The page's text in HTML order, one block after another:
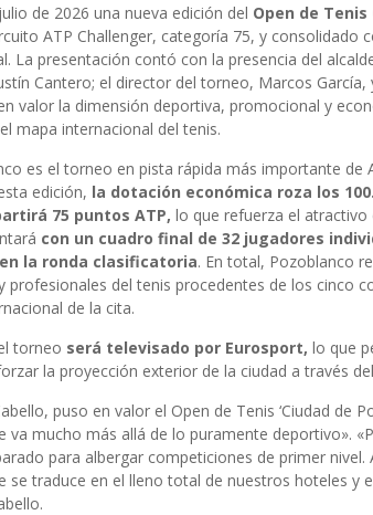
de 2026 una nueva edición del Open de Tenis
ATP Challenger, categoría 75, y consolidado
La presentación contó con la presencia del
Cantero; el director del torneo, Marcos
valor la dimensión deportiva, promocional y
mapa internacional del tenis.
es el torneo en pista rápida más importante de
edición, la dotación económica roza los
75 puntos ATP, lo que refuerza el
con un cuadro final de 32 jugadores
la ronda clasificatoria. En total, Pozoblanco
del tenis procedentes de los cinco
de la cita.
torneo será televisado por Eurosport, lo que
la proyección exterior de la ciudad a través
puso en valor el Open de Tenis ‘Ciudad de
va mucho más allá de lo puramente deportivo».
para albergar competiciones de primer
se traduce en el lleno total de nuestros hoteles y